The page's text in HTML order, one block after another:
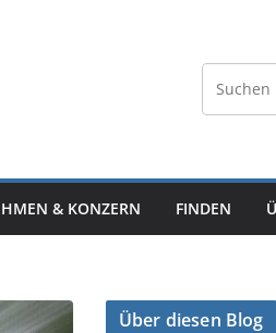
& KONZERN FINDEN
Über diesen Blog